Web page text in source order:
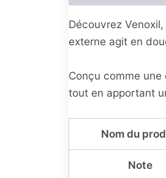
Découvrez
externe agit en
Conçu comme
tout en apportant
Nom du
Note